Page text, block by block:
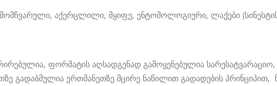
აქერცლილი, მყიფე, ენტომოლოგიური, ლაქები
ფორმატის აღსადგენად გამოყენებულია
გადაბმულია ერთმანეთზე მცირე ნაწილით გადადების